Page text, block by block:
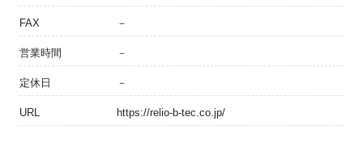
FAX －
営業時間 －
定休日 －
URL https://relio-b-tec.co.jp/